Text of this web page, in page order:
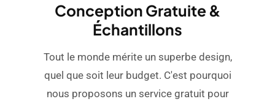
Conception Gratuite &
Échantillons
Tout le monde mérite un superbe design,
quel que soit leur budget. C'est pourquoi
nous proposons un service gratuit pour